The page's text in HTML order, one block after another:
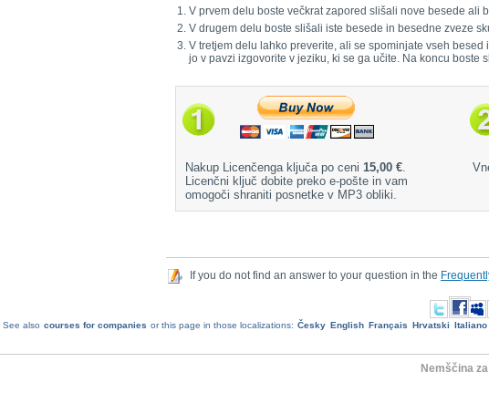
V prvem delu boste večkrat zapored slišali nove besede
V drugem delu boste slišali iste besede in besedne zveze
V tretjem delu lahko preverite, ali se spominjate vseh
jo v pavzi izgovorite v jeziku, ki se ga učite. Na koncu
Nakup Licenčenga ključa po ceni 15,00 €.
Licenčni ključ dobite preko e-pošte in vam
omogoči shraniti posnetke v MP3 obliki.
If you do not find an answer to your question in the
See also courses for companies or this page in those localizations: Česky English Français Hrvatski Italiano
Nemščina